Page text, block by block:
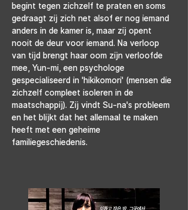
begint tegen zichzelf te praten en soms
gedraagt zij zich net alsof er nog iemand
anders in de kamer is, maar zij opent
nooit de deur voor iemand. Na verloop
van tijd brengt haar oom zijn verloofde
mee, Yun-mi, een psychologe
gespecialiseerd in 'hikikomori' (mensen die
zichzelf compleet isoleren in de
maatschappij). Zij vindt Su-na's probleem
en het blijkt dat het allemaal te maken
heeft met een geheime
familiegeschiedenis.